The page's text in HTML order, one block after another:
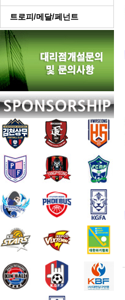
트로피/메달/페넌트